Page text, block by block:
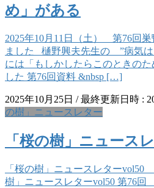
め」がある
2025年10月11日（土） 第76回
ました 樋野興夫先生の ”病気は
には「もしかしたらこのときの
した 第76回資料 &nbsp […]
2025年10月25日 / 最終更新日時 :
の樹」ニュースレター
「桜の樹」ニュース
「桜の樹」ニュースレター
樹」ニュースレターvol50 第76